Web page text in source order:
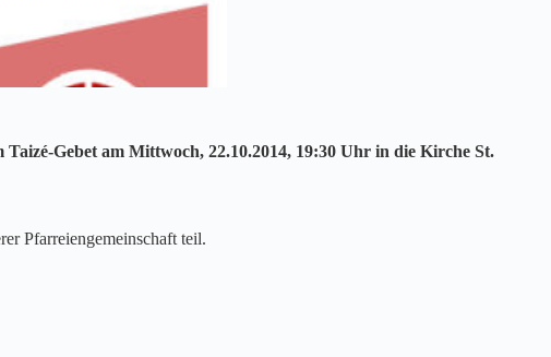
Gebet am Mittwoch, 22.10.2014, 19:30 Uhr in die Kirche St.
Pfarreiengemeinschaft teil.